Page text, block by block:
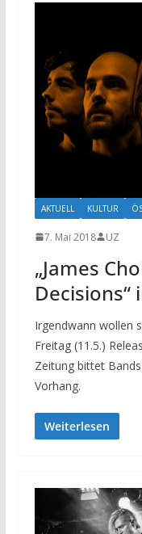
AKTUELL KULTUR
7. Mai 2018 UZ
„James
Decisions“
Irgendwann wollen
Freitag (11.5.)
Zeitung bittet
Vorhang.
Weiterlesen